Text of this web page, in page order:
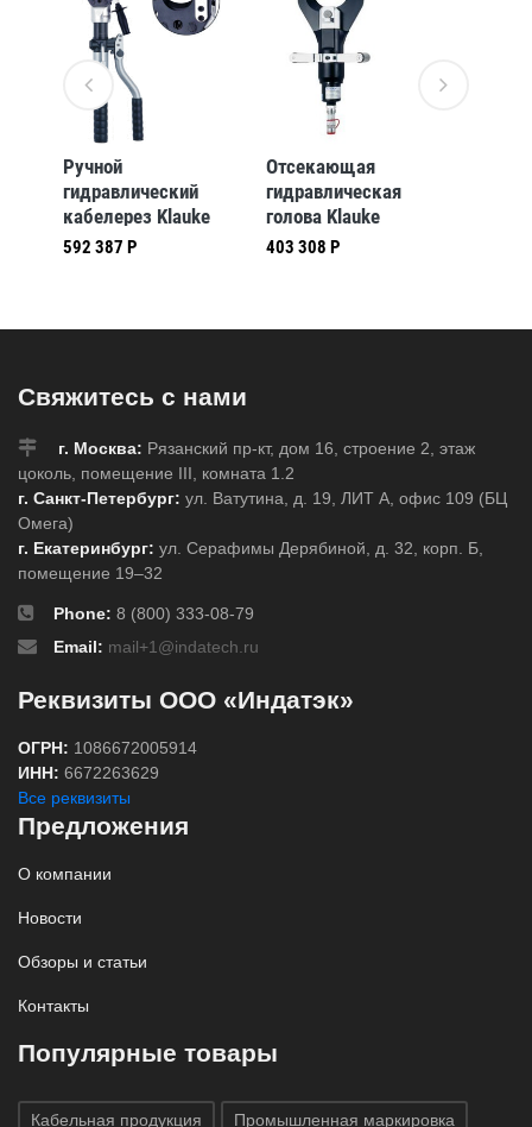
Ручной
гидравлический
кабелерез Klauke
HSG55 для резки
592 387 Р
Отсекающая
гидравлическая
голова Klauke
SDK105 120кН
403 308 Р
Свяжитесь с нами
г. Москва: Рязанский пр-кт, дом 16, строение 2, этаж
цоколь, помещение III, комната 1.2
г. Санкт-Петербург: ул. Ватутина, д. 19, ЛИТ А, офис 109 (БЦ
Омега)
г. Екатеринбург: ул. Серафимы Дерябиной, д. 32, корп. Б,
помещение 19–32
Phone: 8 (800) 333-08-79
Email: mail+1@indatech.ru
Реквизиты ООО «Индатэк»
ОГРН: 1086672005914
ИНН: 6672263629
Все реквизиты
Предложения
О компании
Новости
Обзоры и статьи
Контакты
Популярные товары
Кабельная продукция Промышленная маркировка